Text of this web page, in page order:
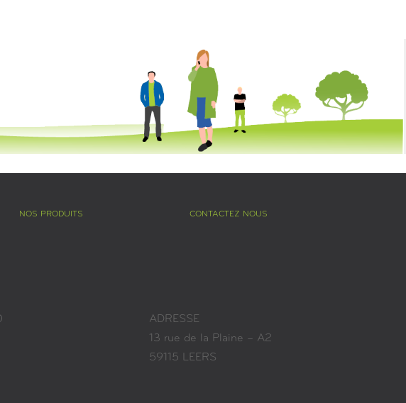
NOS PRODUITS CONTACTEZ NOUS
ADRESSE
13 rue de la Plaine – A2
59115 LEERS